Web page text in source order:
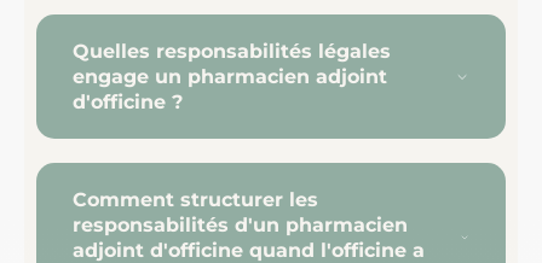
Quelles responsabilités légales
engage un pharmacien adjoint
d'officine ?
Comment structurer les
responsabilités d'un pharmacien
adjoint d'officine quand l'officine a